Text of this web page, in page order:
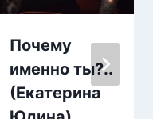
Почему
именно ты?..
(Екатерина